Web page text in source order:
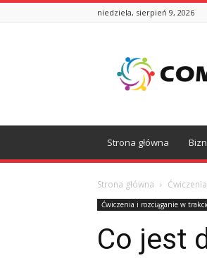
niedziela, sierpień 9, 2026
Strona główna
Strona główna
Ćwiczenia i rozciąganie w
Co jest